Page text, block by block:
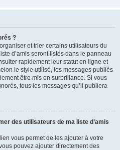
?
et trier certains utilisateurs du
d’amis seront listés dans le panneau
rapidement leur statut en ligne et
le style utilisé, les messages publiés
être mis en surbrillance. Si vous
tous les messages qu’il publiera
des utilisateurs de ma liste d’amis
vous permet de les ajouter à votre
pouvez ajouter directement des